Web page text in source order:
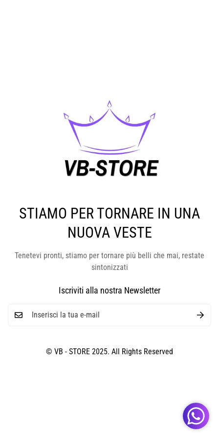
STIAMO PER TORNARE IN UNA
NUOVA VESTE
Tenetevi pronti, stiamo per tornare più belli che mai, restate
sintonizzati
Iscriviti alla nostra Newsletter
© VB - STORE 2025. All Rights Reserved